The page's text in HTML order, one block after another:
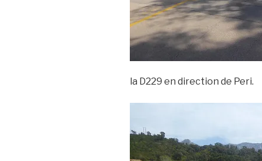
la D229 en direction de Peri.